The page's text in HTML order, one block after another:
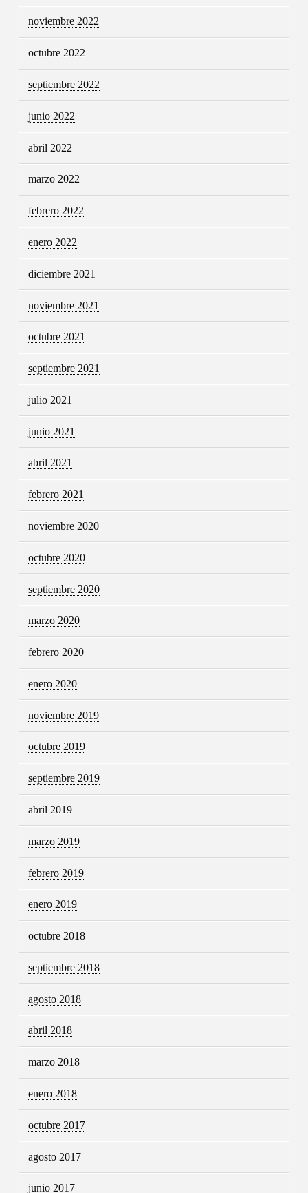
noviembre 2022
octubre 2022
septiembre 2022
junio 2022
abril 2022
marzo 2022
febrero 2022
enero 2022
diciembre 2021
noviembre 2021
octubre 2021
septiembre 2021
julio 2021
junio 2021
abril 2021
febrero 2021
noviembre 2020
octubre 2020
septiembre 2020
marzo 2020
febrero 2020
enero 2020
noviembre 2019
octubre 2019
septiembre 2019
abril 2019
marzo 2019
febrero 2019
enero 2019
octubre 2018
septiembre 2018
agosto 2018
abril 2018
marzo 2018
enero 2018
octubre 2017
agosto 2017
junio 2017